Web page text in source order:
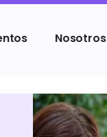
Nosotros